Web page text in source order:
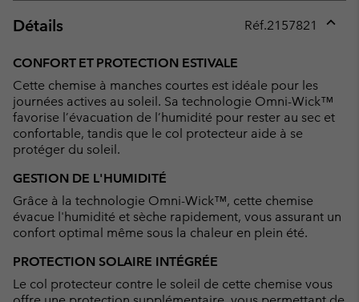
Détails Réf.2157821
CONFORT ET PROTECTION ESTIVALE
Cette chemise à manches courtes est idéale pour les
journées actives au soleil. Sa technologie Omni-Wick™
favorise l’évacuation de l’humidité pour rester au sec et
confortable, tandis que le col protecteur aide à se
protéger du soleil.
GESTION DE L'HUMIDITÉ
Grâce à la technologie Omni-Wick™, cette chemise
évacue l'humidité et sèche rapidement, vous assurant un
confort optimal même sous la chaleur en plein été.
PROTECTION SOLAIRE INTÉGRÉE
Le col protecteur contre le soleil de cette chemise vous